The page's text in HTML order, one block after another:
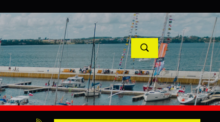
PROJEKTY UNIJNE KONTAKT
POPRZEDNI NASTĘPNY